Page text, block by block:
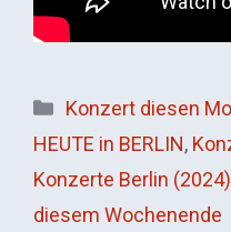
Kategorien
Konzert diesen
HEUTE in BERLIN,
Konzerte Berlin (2024)
diesem Wochenende